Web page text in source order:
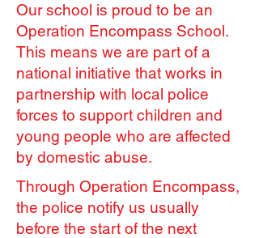
Our school is proud to be an
Operation Encompass School.
This means we are part of a
national initiative that works in
partnership with local police
forces to support children and
young people who are affected
by domestic abuse.
Through Operation Encompass,
the police notify us usually
before the start of the next